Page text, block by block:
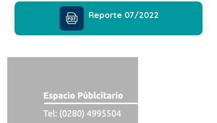
Reporte 07/2022